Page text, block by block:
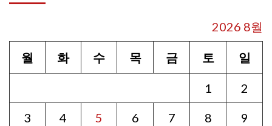
2026 8월
월 화 수 목 금 토 일
1 2
3 4 5 6 7 8 9